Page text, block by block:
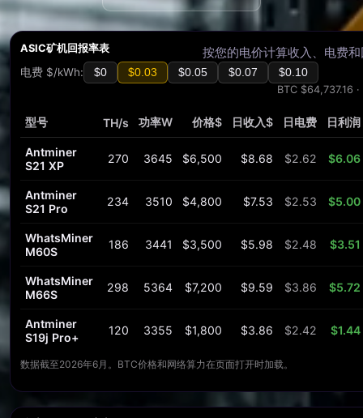
ASIC矿机回报率表 按您的电价计算收入、电费
电费 $/kWh: $0 $0.03 $0.05 $0.07
$0.10
BTC $64,737.16
型号 TH/s 功率W 价格$ 日收入$ 日电费 日利润
Antminer
S21 XP
270 3645 $6,500 $8.68 $2.62 $6.06
Antminer
S21 Pro
234 3510 $4,800 $7.53 $2.53 $5.00
WhatsMiner
M60S
186 3441 $3,500 $5.98 $2.48 $3.51
WhatsMiner
M66S
298 5364 $7,200 $9.59 $3.86 $5.72
Antminer
S19j Pro+
120 3355 $1,800 $3.86 $2.42 $1.44
数据截至2026年6月。BTC价格和网络算力在页面打开时加载。